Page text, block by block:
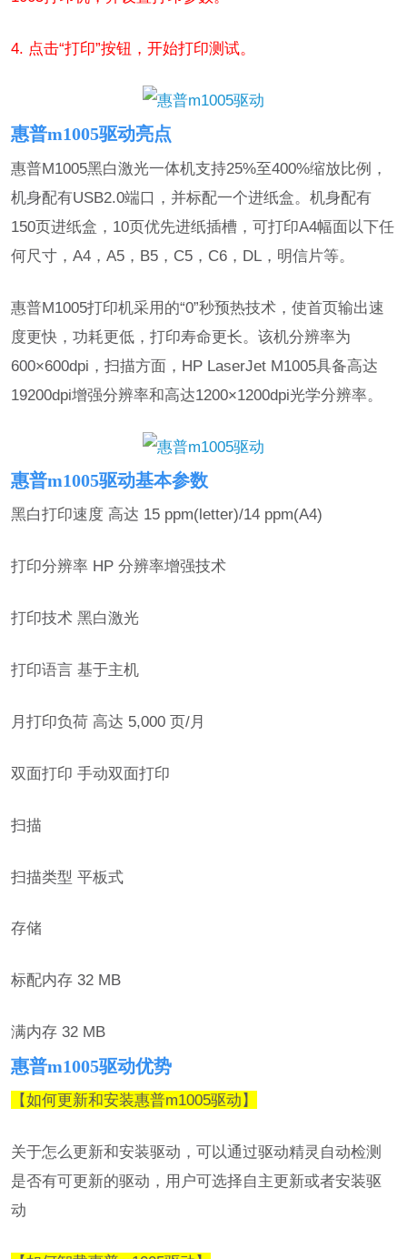
4. 点击“打印”按钮，开始打印测试。
惠普m1005驱动亮点
惠普M1005黑白激光一体机支持25%至400%缩放比例，
机身配有USB2.0端口，并标配一个进纸盒。机身配有
150页进纸盒，10页优先进纸插槽，可打印A4幅面以下任
何尺寸，A4，A5，B5，C5，C6，DL，明信片等。
惠普M1005打印机采用的“0”秒预热技术，使首页输出速
度更快，功耗更低，打印寿命更长。该机分辨率为
600×600dpi，扫描方面，HP LaserJet M1005具备高达
19200dpi增强分辨率和高达1200×1200dpi光学分辨率。
惠普m1005驱动基本参数
黑白打印速度 高达 15 ppm(letter)/14 ppm(A4)
打印分辨率 HP 分辨率增强技术
打印技术 黑白激光
打印语言 基于主机
月打印负荷 高达 5,000 页/月
双面打印 手动双面打印
扫描
扫描类型 平板式
存储
标配内存 32 MB
满内存 32 MB
惠普m1005驱动优势
【如何更新和安装惠普m1005驱动】
关于怎么更新和安装驱动，可以通过驱动精灵自动检测
是否有可更新的驱动，用户可选择自主更新或者安装驱
动